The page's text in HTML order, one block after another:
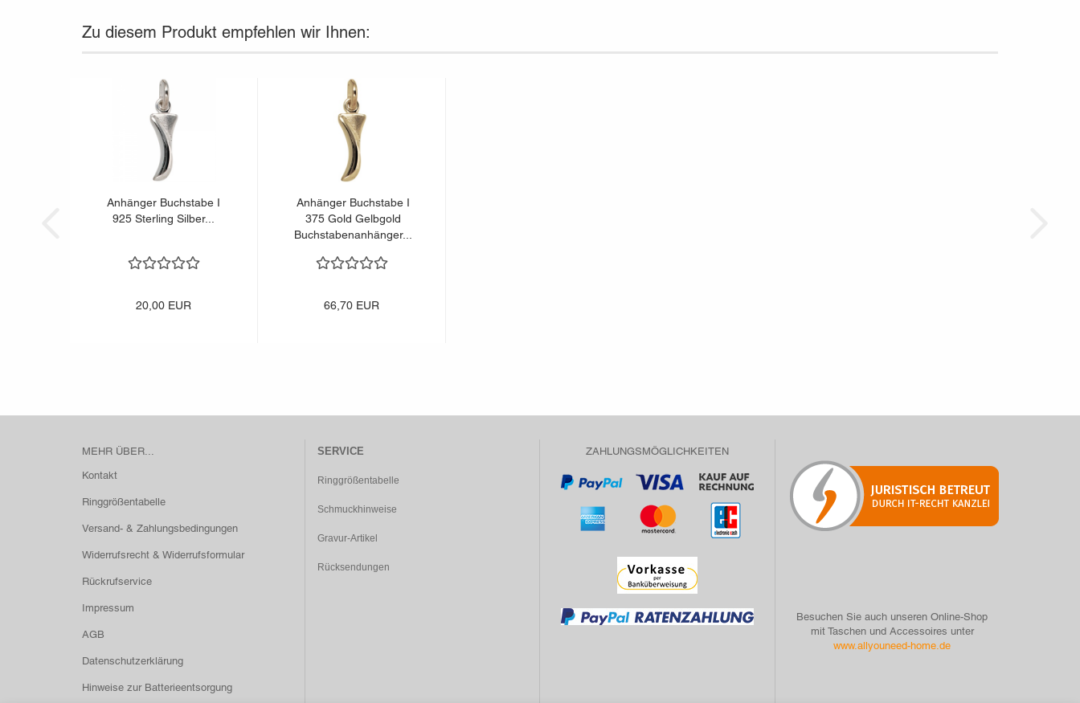
Zu diesem Produkt empfehlen wir Ihnen:
Anhänger Buchstabe I
925 Sterling Silber...
20,00 EUR
Anhänger Buchstabe I
375 Gold Gelbgold
Buchstabenanhänger...
66,70 EUR
MEHR ÜBER...
Kontakt
Ringgrößentabelle
Versand- & Zahlungsbedingungen
Widerrufsrecht & Widerrufsformular
Rückrufservice
Impressum
AGB
Datenschutzerklärung
Hinweise zur Batterieentsorgung
SERVICE
Ringgrößentabelle
Schmuckhinweise
Gravur-Artikel
Rücksendungen
ZAHLUNGSMÖGLICHKEITEN
Besuchen Sie auch unseren Online-Shop
mit Taschen und Accessoires unter
www.allyouneed-home.de